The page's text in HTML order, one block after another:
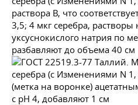
раствора В, что
3,5; 4 мкг серебра,
уксуснокислого натрия по
разбавляют до объема 40 см
(метка на воронке)
с рН 4, добавляют 1 см